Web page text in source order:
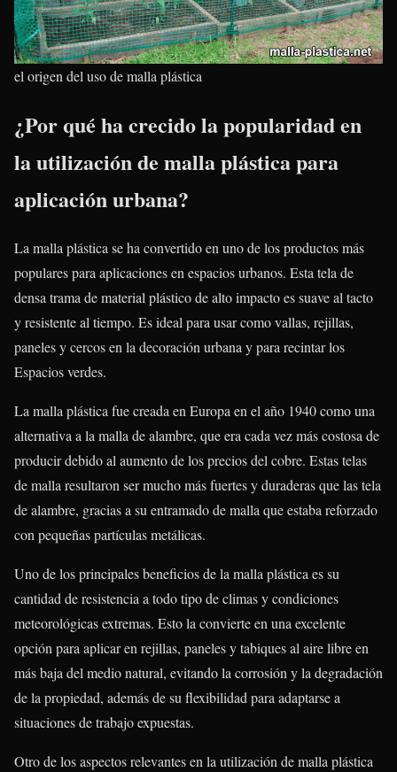
el origen del uso de malla plástica
¿Por qué ha crecido la popularidad en
la utilización de malla plástica para
aplicación urbana?
La malla plástica se ha convertido en uno de los productos más
populares para aplicaciones en espacios urbanos. Esta tela de
densa trama de material plástico de alto impacto es suave al tacto
y resistente al tiempo. Es ideal para usar como vallas, rejillas,
paneles y cercos en la decoración urbana y para recintar los
Espacios verdes.
La malla plástica fue creada en Europa en el año 1940 como una
alternativa a la malla de alambre, que era cada vez más costosa de
producir debido al aumento de los precios del cobre. Estas telas
de malla resultaron ser mucho más fuertes y duraderas que las tela
de alambre, gracias a su entramado de malla que estaba reforzado
con pequeñas partículas metálicas.
Uno de los principales beneficios de la malla plástica es su
cantidad de resistencia a todo tipo de climas y condiciones
meteorológicas extremas. Esto la convierte en una excelente
opción para aplicar en rejillas, paneles y tabiques al aire libre en
más baja del medio natural, evitando la corrosión y la degradación
de la propiedad, además de su flexibilidad para adaptarse a
situaciones de trabajo expuestas.
Otro de los aspectos relevantes en la utilización de malla plástica